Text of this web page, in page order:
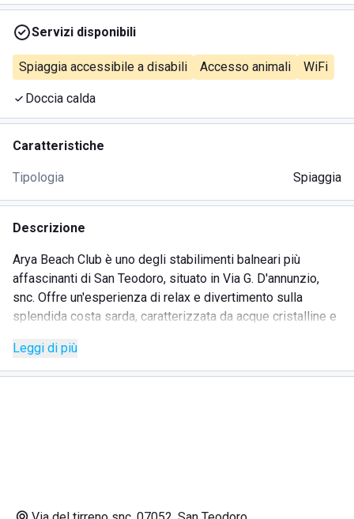
Servizi disponibili
Spiaggia accessibile a disabili Accesso animali WiFi
Doccia calda
Caratteristiche
Tipologia Spiaggia
Descrizione
Arya Beach Club è uno degli stabilimenti balneari più
affascinanti di San Teodoro, situato in Via G. D'annunzio,
snc. Offre un'esperienza di relax e divertimento sulla
splendida costa sarda, caratterizzata da acque cristalline e
trascorrere una giornata indimenticabile al mare, godendo di
tutti i comfort e i servizi pensati per voi.
Leggi di più